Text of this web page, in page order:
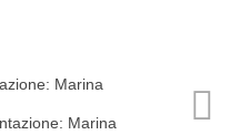
Marina